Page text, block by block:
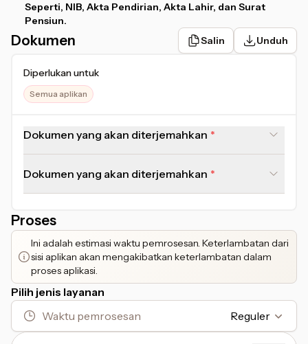
Seperti, NIB, Akta Pendirian, Akta Lahir, dan Surat
Pensiun.
Dokumen Salin Unduh
Diperlukan untuk
Semua aplikan
Dokumen yang akan diterjemahkan
Dokumen yang akan diterjemahkan
Proses
Ini adalah estimasi waktu pemrosesan. Keterlambatan dari
sisi aplikan akan mengakibatkan keterlambatan dalam
proses aplikasi.
Pilih jenis layanan
Waktu pemrosesan
Reguler